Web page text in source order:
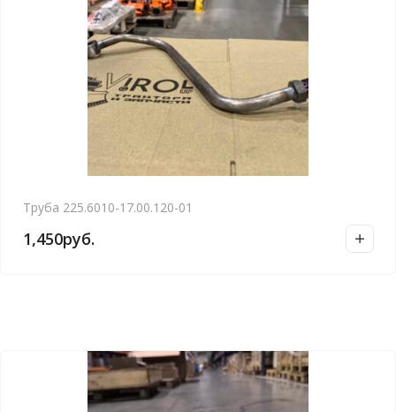
Труба 225.6010-17.00.120-01
1,450руб.